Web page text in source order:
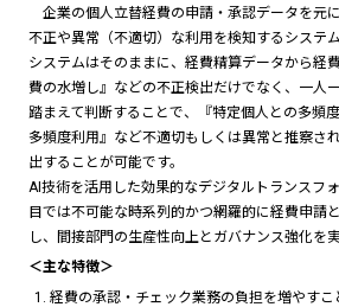
企業の個人立替経費の申請・承認データを元
不正や異常（不適切）な利用を検知するシステ
システムはそのままに、経費精算データから経
費の水増し』などの不正検出だけでなく、一人
踏まえて判断することで、『特定個人との多頻
多頻度利用』など不適切もしくは異常と推察さ
出することが可能です。
AI技術を活用した効果的なデジタルトランスフ
目では不可能な時系列的かつ網羅的に経費申請
し、間接部門の生産性向上とガバナンス強化を実
＜主な特徴＞
経費の承認・チェック業務の負担を増やす